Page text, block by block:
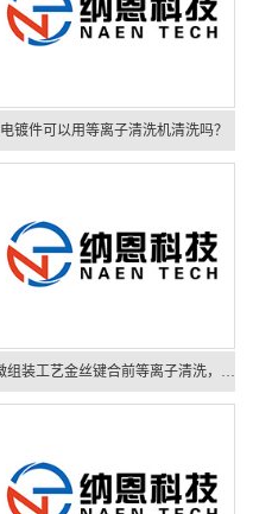
电镀件可以用等离子清洗机清洗吗？
微组装工艺金丝键合前等离子清洗，能有效提高键合成功率